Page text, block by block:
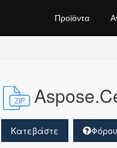
Προϊόντα
Κατεβάστε